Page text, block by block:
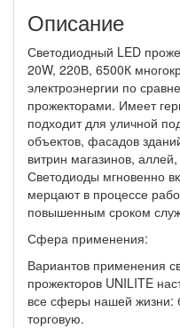
Описание
Светодиодный LED
20W, 220В, 6500К
электроэнергии по
прожекторами. Имеет
подходит для уличной
объектов, фасадов
витрин магазинов,
Светодиоды мгновенно
мерцают в процессе
повышенным сроком
Сфера применения:
Вариантов применения
прожекторов UNILITE
все сферы нашей
торговую.